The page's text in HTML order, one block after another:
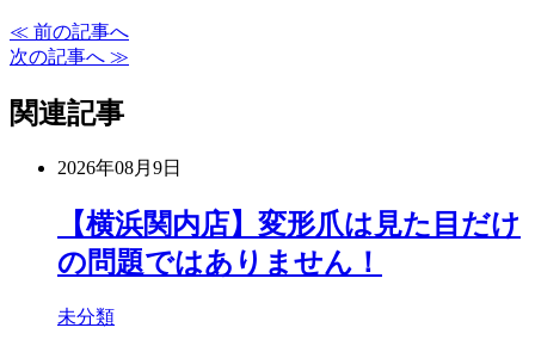
≪ 前の記事へ
次の記事へ ≫
関連記事
2026年08月9日
【横浜関内店】変形爪は見た目だけ
の問題ではありません！
未分類